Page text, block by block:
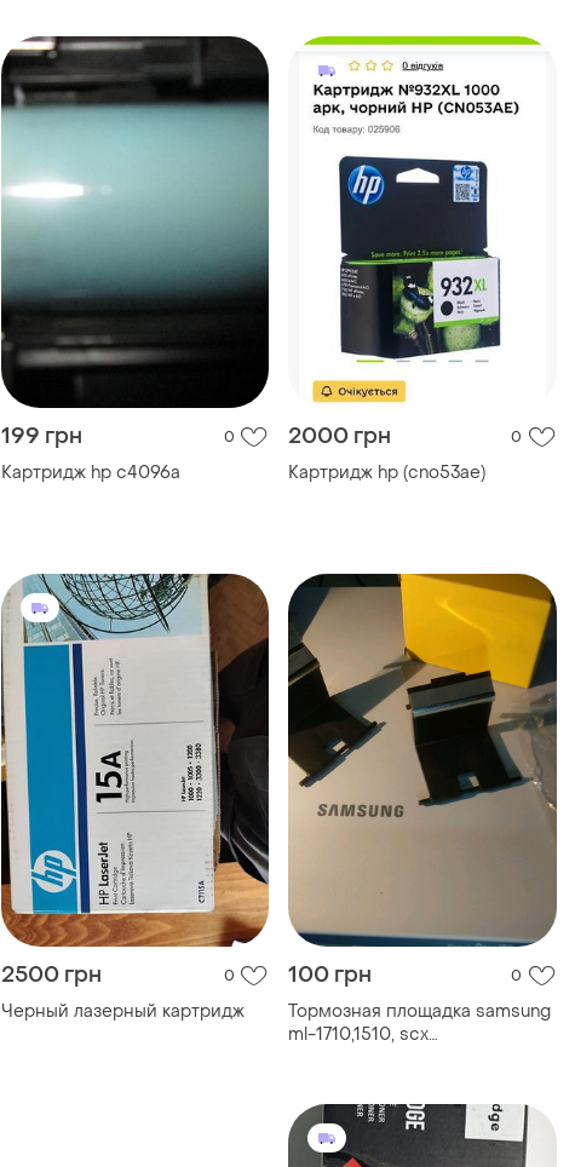
199 грн 0
Картридж hp c4096a
2000 грн 0
Картридж hp (cno53ae)
2500 грн 0
Черный лазерный картридж
100 грн 0
Тормозная площадка samsung
ml-1710,1510, scx